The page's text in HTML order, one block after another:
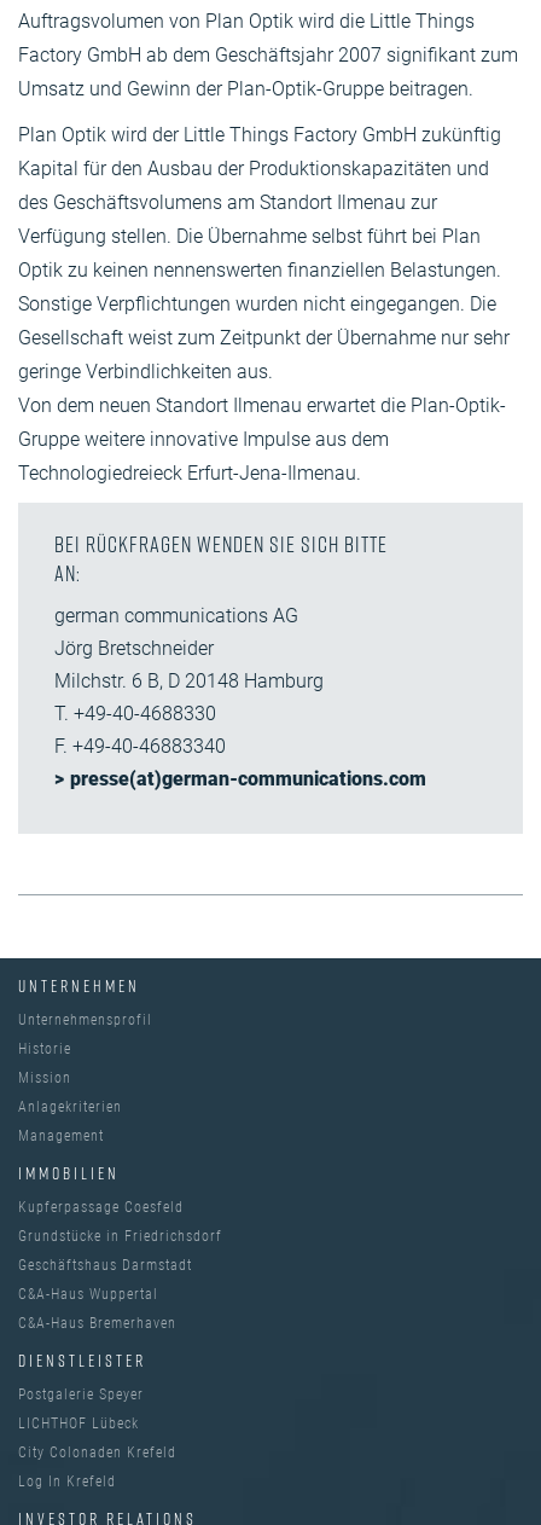
Auftragsvolumen von Plan Optik wird die Little Things
Factory GmbH ab dem Geschäftsjahr 2007 signifikant zum
Umsatz und Gewinn der Plan-Optik-Gruppe beitragen.
Plan Optik wird der Little Things Factory GmbH zukünftig
Kapital für den Ausbau der Produktionskapazitäten und
des Geschäftsvolumens am Standort Ilmenau zur
Verfügung stellen. Die Übernahme selbst führt bei Plan
Optik zu keinen nennenswerten finanziellen Belastungen.
Sonstige Verpflichtungen wurden nicht eingegangen. Die
Gesellschaft weist zum Zeitpunkt der Übernahme nur sehr
geringe Verbindlichkeiten aus.
Von dem neuen Standort Ilmenau erwartet die Plan-Optik-
Gruppe weitere innovative Impulse aus dem
Technologiedreieck Erfurt-Jena-Ilmenau.
Bei Rückfragen wenden Sie sich bitte
an:
german communications AG
Jörg Bretschneider
Milchstr. 6 B, D 20148 Hamburg
T. +49-40-4688330
F. +49-40-46883340
presse(at)german-communications.com
UNTERNEHMEN
Unternehmensprofil
Historie
Mission
Anlagekriterien
Management
IMMOBILIEN
Kupferpassage Coesfeld
Grundstücke in Friedrichsdorf
Geschäftshaus Darmstadt
C&A-Haus Wuppertal
C&A-Haus Bremerhaven
DIENSTLEISTER
Postgalerie Speyer
LICHTHOF Lübeck
City Colonaden Krefeld
Log In Krefeld
INVESTOR RELATIONS